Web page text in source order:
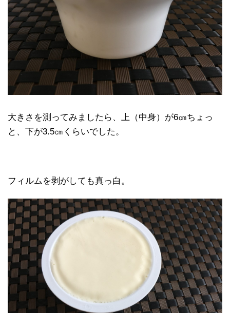
大きさを測ってみましたら、上（中身）が6㎝ちょっ
と、下が3.5㎝くらいでした。
フィルムを剥がしても真っ白。